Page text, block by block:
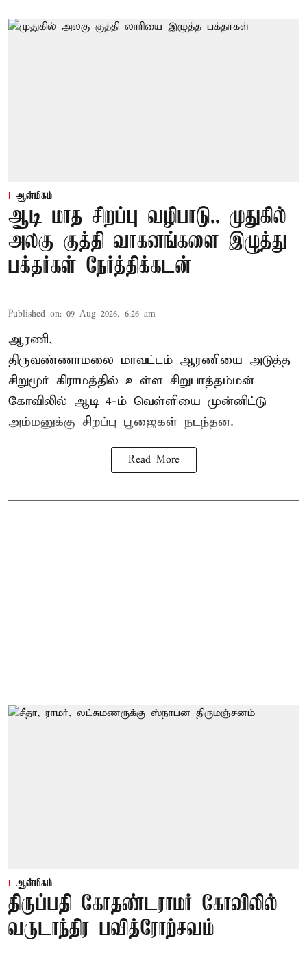
ஆன்மிகம்
ஆடி மாத சிறப்பு வழிபாடு.. முதுகில்
அலகு குத்தி வாகனங்களை இழுத்து
பக்தர்கள் நேர்த்திக்கடன்
Published on: 09 Aug 2026, 6:26 am
ஆரணி,
திருவண்ணாமலை மாவட்டம் ஆரணியை அடுத்த
சிறுமூர் கிராமத்தில் உள்ள சிறுபாத்தம்மன்
கோவிலில் ஆடி 4-ம் வெள்ளியை முன்னிட்டு
அம்மனுக்கு சிறப்பு பூஜைகள் நடந்தன.
Read More
ஆன்மிகம்
திருப்பதி கோதண்டராமர் கோவிலில்
வருடாந்திர பவித்ரோற்சவம்